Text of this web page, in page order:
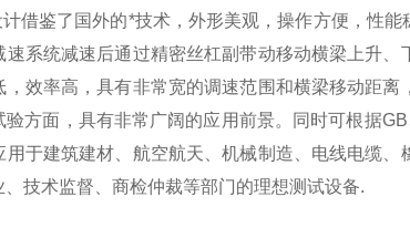
借鉴了国外的*技术，外形美观，操作方便，性
系统减速后通过精密丝杠副带动移动横梁上升
效率高，具有非常宽的调速范围和横梁移动距
方面，具有非常广阔的应用前景。同时可根据
于建筑建材、航空航天、机械制造、电线电缆
技术监督、商检仲裁等部门的理想测试设备.